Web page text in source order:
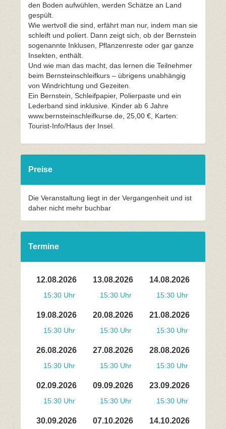
den Boden aufwühlen, werden Schätze an Land
gespült.
Wie wertvoll die sind, erfährt man nur, indem man sie
schleift und poliert. Dann zeigt sich, ob der Bernstein
sogenannte Inklusen, Pflanzenreste oder gar ganze
Insekten, enthält.
Und wie man das macht, das lernen die Teilnehmer
beim Bernsteinschleifkurs – übrigens unabhängig
von Windrichtung und Gezeiten.
Ein Bernstein, Schleifpapier, Polierpaste und ein
Lederband sind inklusive. Kinder ab 6 Jahre
www.bernsteinschleifkurse.de, 25,00 €, Karten:
Tourist-Info/Haus der Insel.
Preise
Die Veranstaltung liegt in der Vergangenheit und ist
daher nicht mehr buchbar
Termine
12.08.2026
15:30 Uhr
13.08.2026
15:30 Uhr
14.08.2026
15:30 Uhr
19.08.2026
15:30 Uhr
20.08.2026
15:30 Uhr
21.08.2026
15:30 Uhr
26.08.2026
15:30 Uhr
27.08.2026
15:30 Uhr
28.08.2026
15:30 Uhr
02.09.2026
15:30 Uhr
09.09.2026
15:30 Uhr
23.09.2026
15:30 Uhr
30.09.2026 07.10.2026 14.10.2026